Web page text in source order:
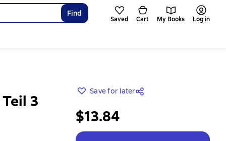
Find
Saved Cart My Books Log in
3
Save for later
$13.84